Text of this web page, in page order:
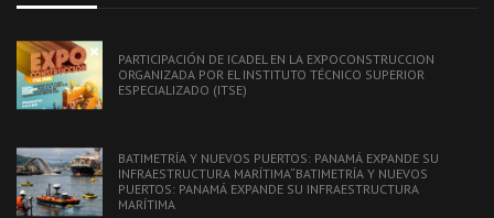
PARTICIPACIÓN DE ICADEL EN LA EXPOCONSTRUCCION
ORGANIZADA POR EL INSTITUTO TÉCNICO SUPERIOR
ESPECIALIZADO (ITSE)
BATIMETRÍA Y NUEVOS PUERTOS: PANAMÁ EXPANDE SU
INFRAESTRUCTURA MARÍTIMA“BATIMETRÍA Y NUEVOS
PUERTOS: PANAMÁ EXPANDE SU INFRAESTRUCTURA
MARÍTIMA